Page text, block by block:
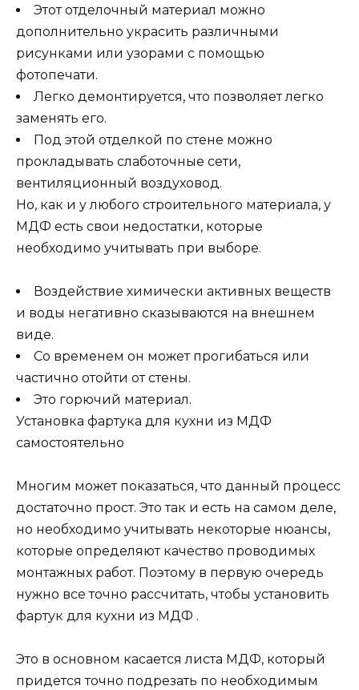
Этот отделочный материал можно
дополнительно украсить различными
рисунками или узорами с помощью
фотопечати.
Легко демонтируется, что позволяет легко
заменять его.
Под этой отделкой по стене можно
прокладывать слаботочные сети,
вентиляционный воздуховод.
Но, как и у любого строительного материала, у
МДФ есть свои недостатки, которые
необходимо учитывать при выборе.
Воздействие химически активных веществ
и воды негативно сказываются на внешнем
виде.
Со временем он может прогибаться или
частично отойти от стены.
Это горючий материал.
Установка фартука для кухни из МДФ
самостоятельно
Многим может показаться, что данный процесс
достаточно прост. Это так и есть на самом деле,
но необходимо учитывать некоторые нюансы,
которые определяют качество проводимых
монтажных работ. Поэтому в первую очередь
нужно все точно рассчитать, чтобы установить
фартук для кухни из МДФ .
Это в основном касается листа МДФ, который
придется точно подрезать по необходимым